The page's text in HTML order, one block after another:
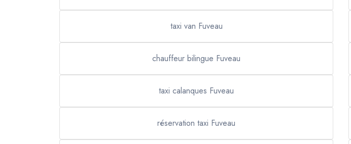
taxi van Fuveau
chauffeur bilingue Fuveau
taxi calanques Fuveau
réservation taxi Fuveau